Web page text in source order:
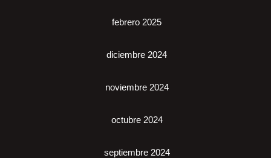
febrero 2025
diciembre 2024
noviembre 2024
octubre 2024
septiembre 2024